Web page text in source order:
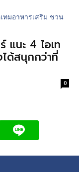
แนะ 4 ไอเท
ด้สนุกกว่าที่
0